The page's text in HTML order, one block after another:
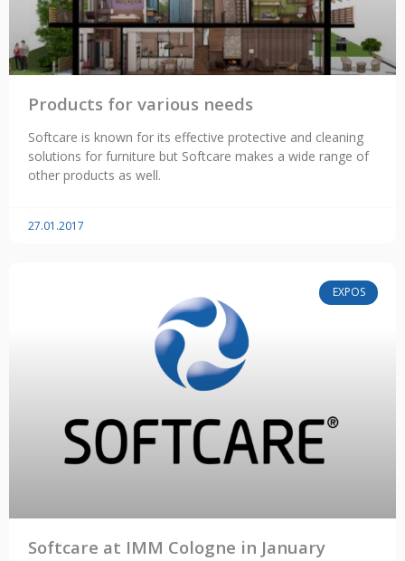
Products for various needs
Softcare is known for its effective protective and cleaning
solutions for furniture but Softcare makes a wide range of
other products as well.
27.01.2017
EXPOS
Softcare at IMM Cologne in January